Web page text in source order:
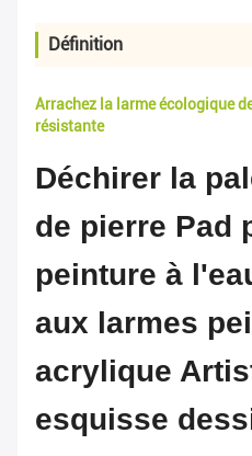
Définition
Arrachez la larme écologique
résistante
Déchirer la
de pierre Pad
peinture à
aux larmes
acrylique
esquisse